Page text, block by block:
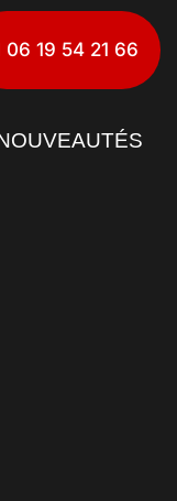
06 19 54 21 66